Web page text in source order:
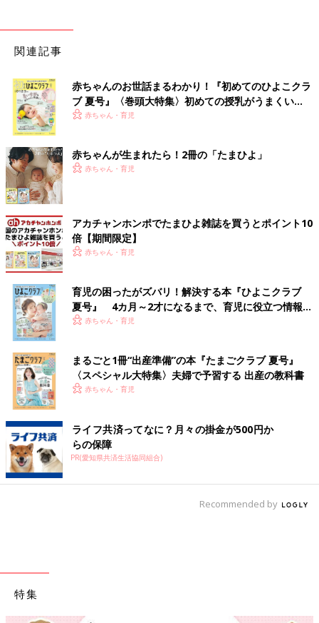
関連記事
赤ちゃんのお世話まるわかり！『初めてのひよこクラ
ブ 夏号』〈巻頭大特集〉初めての授乳がうまくい
く！ おっぱい・ミルクの基本と夏のトラブル 解決テ
赤ちゃん・育児
赤ちゃんが生まれたら！2冊の「たまひよ」
赤ちゃん・育児
アカチャンホンポでたまひよ雑誌を買うとポイント10
倍【期間限定】
赤ちゃん・育児
育児の困ったがズバリ！解決する本『ひよこクラブ
夏号』 4カ月～2才になるまで、育児に役立つ情報が
いっぱい！
赤ちゃん・育児
まるごと1冊“出産準備”の本『たまごクラブ 夏号』
〈スペシャル大特集〉夫婦で予習する 出産の教科書
赤ちゃん・育児
ライフ共済ってなに？月々の掛金が500円か
らの保障
PR(愛知県共済生活協同組合)
Recommended by
特集